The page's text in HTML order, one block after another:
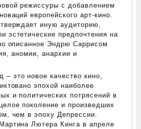
режиссуры с добавлением
европейского арт-кино.
иную аудиторию,
эстетические предпочтения на
описанное Эндрю Саррисом
аномии, анархии и
– это новое качество кино,
эпохой наиболее
и политических потрясений в
поколение и произведших
чем в эпоху Депрессии.
Лютера Кинга в апреле